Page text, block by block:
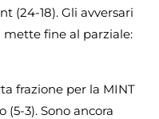
(24-18). Gli avversari
fine al parziale:
frazione per la MINT
3). Sono ancora